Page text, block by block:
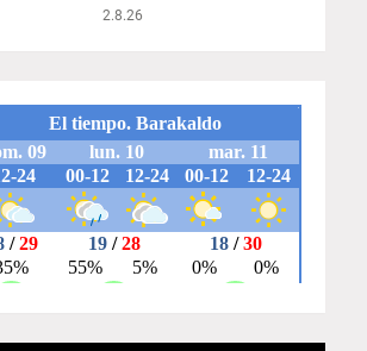
2.8.26